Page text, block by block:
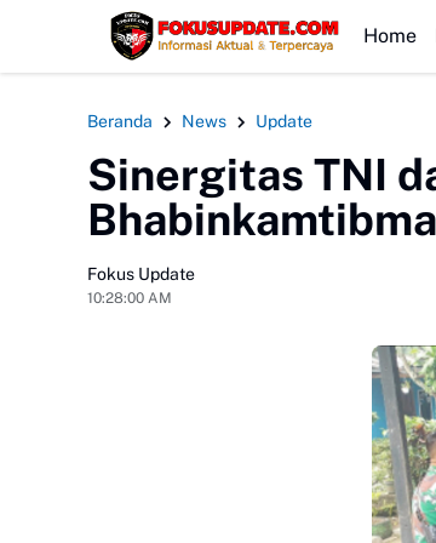
HEADLINE
Home
Beranda News Update
Sinergitas TNI
Fokus Update
10:28:00 AM